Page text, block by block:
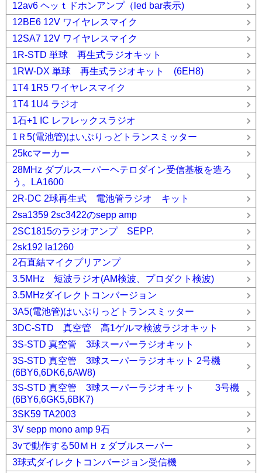
12av6 ヘッｔドホンアンプ（led bar表示)
12BE6 12V ワイヤレスマイク
12SA7 12V ワイヤレスマイク
1R-STD 単球 再生式ラジオキット
1RW-DX 単球 再生式ラジオキット (6EH8)
1T4 1R5 ワイヤレスマイク
1T4 1U4 ラジオ
1石+1 IC レフレックスラジオ
1Ｒ5(電池管)はいぶりっどトランスミッター
25kcマーカー
28MHz ダブルスーパーヘテロダイン受信基板を造ろ
う。LA1600
2R-DC 2球再生式 電池管ラジオ キット
2sa1359 2sc3422のsepp amp
2SC1815のラジオアンプ SEPP.
2sk192 la1260
2石直結マイクプリアンプ
3.5MHz 短波ラジオ(AM検波、プロダクト検波)
3.5MHzダイレクトコンバージョン
3A5(電池管)はいぶりっどトランスミッター
3DC-STD 真空管 高1ゲルマ検波ラジオキット
3S-STD 真空管 3球スーパーラジオキット
3S-STD 真空管 3球スーパーラジオキット 2号機
(6BY6,6DK6,6AW8)
3S-STD 真空管 3球スーパーラジオキット 3号機
(6BY6,6GK5,6BK7)
3SK59 TA2003
3V sepp mono amp 9石
3vで動作する50ＭＨｚダブルスーパー
3球式ダイレクトコンバージョン受信機